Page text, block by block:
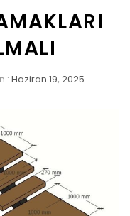
: Haziran 19, 2025